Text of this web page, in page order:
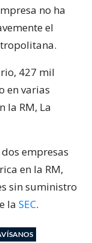
no ha
el
427 mil
en varias
la RM, La
empresas
en la RM,
sin suministro
la SEC.